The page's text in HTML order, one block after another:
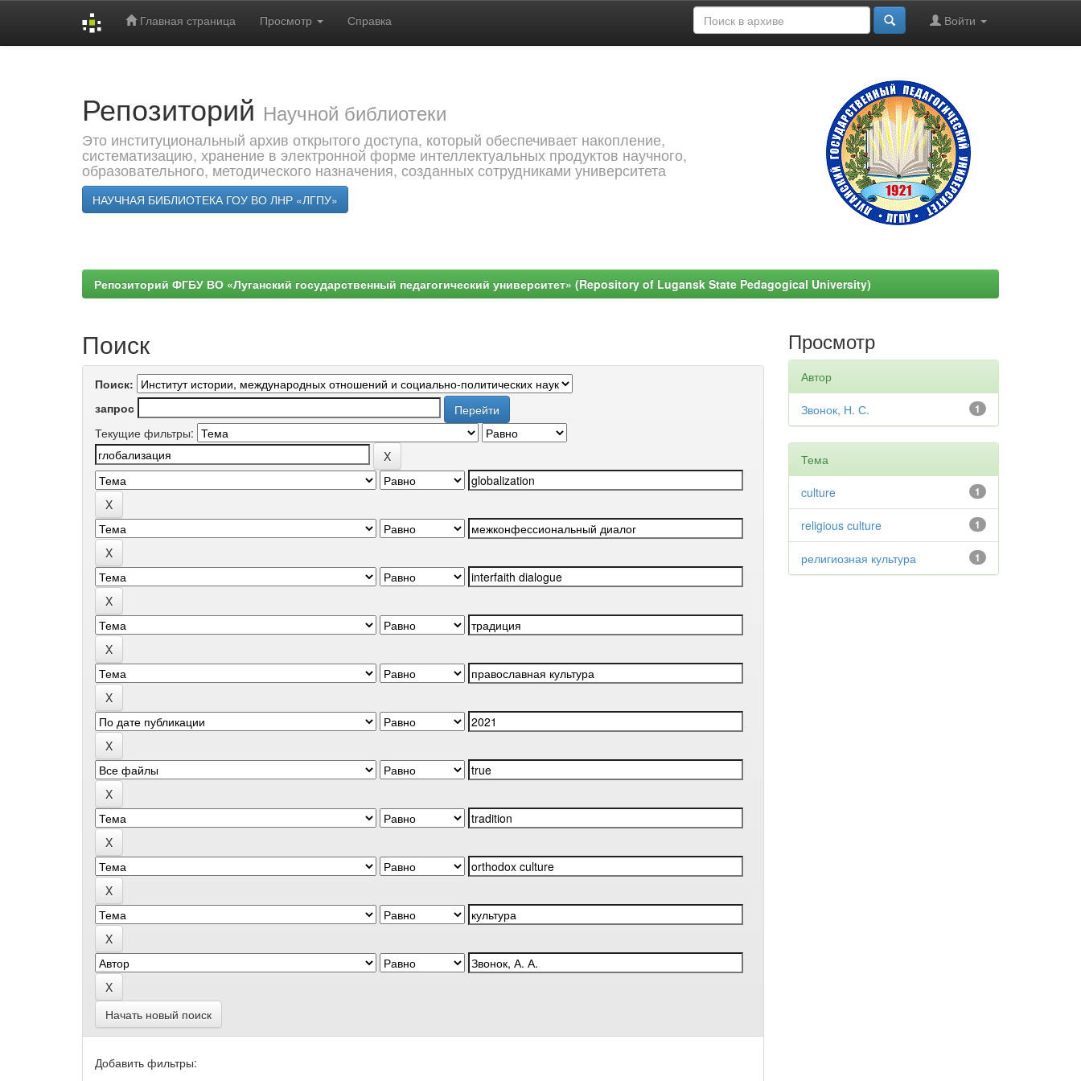
Главная страница Просмотр Справка Войти
Репозиторий Научной библиотеки
Это институциональный архив открытого доступа, который обеспечивает накопление,
систематизацию, хранение в электронной форме интеллектуальных продуктов научного,
образовательного, методического назначения, созданных сотрудниками университета
НАУЧНАЯ БИБЛИОТЕКА ГОУ ВО ЛНР «ЛГПУ»
Репозиторий ФГБУ ВО «Луганский государственный педагогический университет» (Repository of Lugansk State Pedagogical University)
Поиск
Поиск:
запрос
Текущие фильтры:
Начать новый поиск
Добавить фильтры:
Просмотр
Автор
1
Звонок, Н. С.
Тема
1
culture
1
religious culture
1
религиозная культура